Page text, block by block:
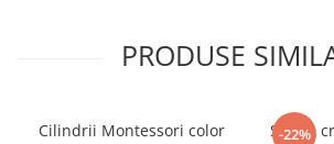
PRODUSE
Cilindrii Montessori color
-22%
Set de